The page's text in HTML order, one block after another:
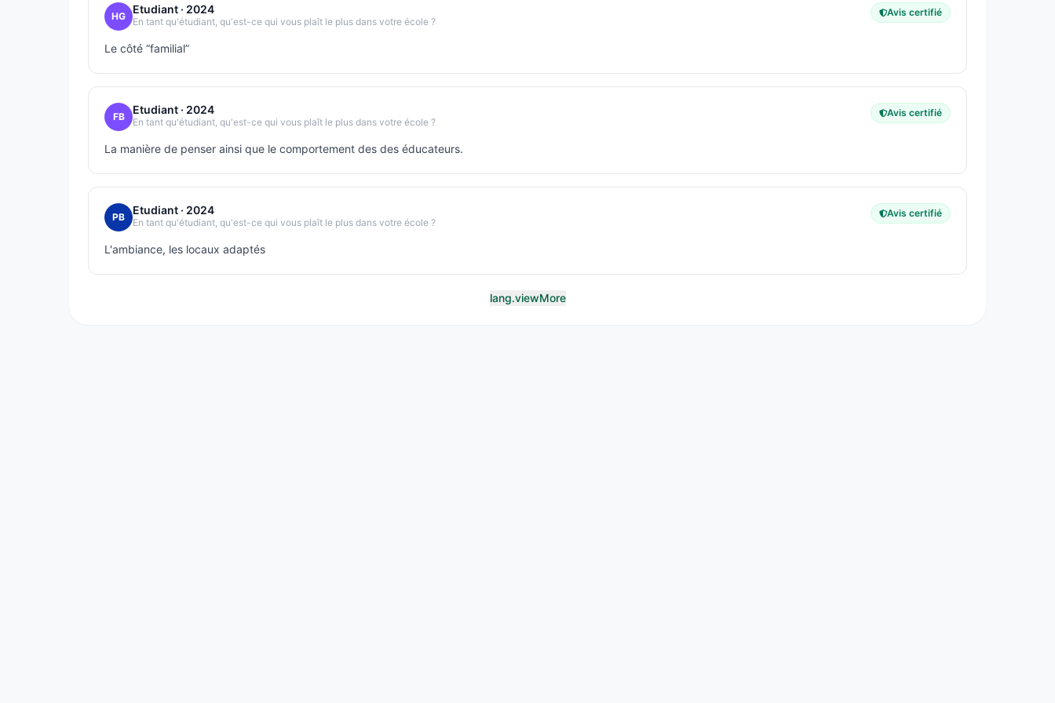
HG
Etudiant · 2024
En tant qu'étudiant, qu'est-ce qui vous plaît le plus dans votre école ?
Avis certifié
Le côté “familial”
FB
Etudiant · 2024
En tant qu'étudiant, qu'est-ce qui vous plaît le plus dans votre école ?
Avis certifié
La manière de penser ainsi que le comportement des des éducateurs.
PB
Etudiant · 2024
En tant qu'étudiant, qu'est-ce qui vous plaît le plus dans votre école ?
Avis certifié
L'ambiance, les locaux adaptés
lang.viewMore